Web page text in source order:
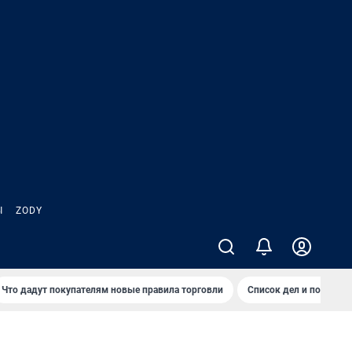
ZODY
Что дадут покупателям новые правила торговли Список дел и покупок